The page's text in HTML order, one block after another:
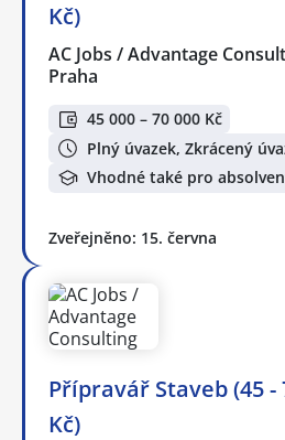
Kč)
AC Jobs / Advantage
Praha
45 000 – 70 000 Kč
Plný úvazek, Zkrácený
Vhodné také pro
Zveřejněno: 15. června
Přípravář Staveb (45 -
Kč)